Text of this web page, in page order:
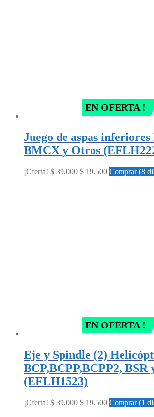
EN OFERTA !
Juego de aspas
BMCX y Otros
¡Oferta! $39.000 Original
$ 19.500Current
Comprar (8
EN OFERTA !
Eje y Spindle (2)
BCP,BCPP,BCPP2, BSR
(EFLH1523)
¡Oferta! $39.000 Original
$ 19.500Current
Comprar (1